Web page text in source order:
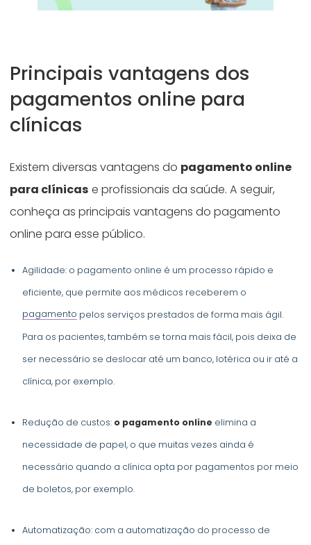
Principais vantagens dos
pagamentos online para
clínicas
Existem diversas vantagens do pagamento online
para clínicas e profissionais da saúde. A seguir,
conheça as principais vantagens do pagamento
online para esse público.
Agilidade: o pagamento online é um processo rápido e
eficiente, que permite aos médicos receberem o
pagamento pelos serviços prestados de forma mais ágil.
Para os pacientes, também se torna mais fácil, pois deixa de
ser necessário se deslocar até um banco, lotérica ou ir até a
clínica, por exemplo.
Redução de custos: o pagamento online elimina a
necessidade de papel, o que muitas vezes ainda é
necessário quando a clínica opta por pagamentos por meio
de boletos, por exemplo.
Automatização: com a automatização do processo de